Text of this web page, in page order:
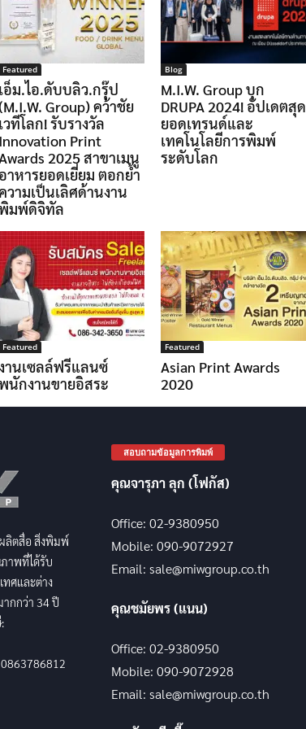
Featured
เอ็ม.ไอ.ดับบลิว.กรุ๊ป
Group) คว้าชัย
เวทีโลก! รับรางวัล
Innovation Print
2025 สาขาเมนู
าหารยอดเยี่ยม ตอกย้ำ
วามเป็นเลิศด้านงาน
มพ์ดิจิทัล
Blog
M.I.W. Group บุก
DRUPA 2024! อัปเดตสุด
ยอดเทรนด์และ
เทคโนโลยีการพิมพ์
ระดับโลก
Featured
านเซลล์ฟรีแลนซ์
นักงานขายอิสระ
Featured
Asian Print Awards
2020
ลิตสื่อ สิ่งพิมพ์
าพที่ได้รับ
ทศและต่าง
กกว่า 34 ปี
0863786812
สอบถามข้อมูลการพิมพ์
คุณจารุภา ลุก (โฟกัส)
Office: 02-9380950
Mobile: 090-9072927
Email: sale@miwgroup.co.th
คุณชมัยพร (แนน)
Office: 02-9380950
Mobile: 090-9072928
Email: sale@miwgroup.co.th